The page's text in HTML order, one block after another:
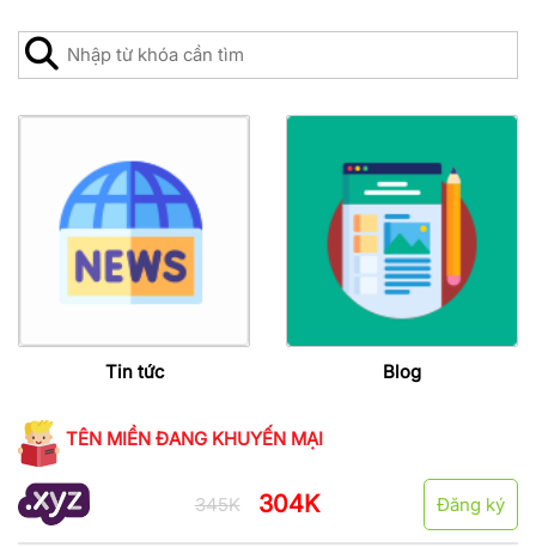
Tin tức Blog
TÊN MIỀN ĐANG KHUYẾN MẠI
345K 304K Đăng ký